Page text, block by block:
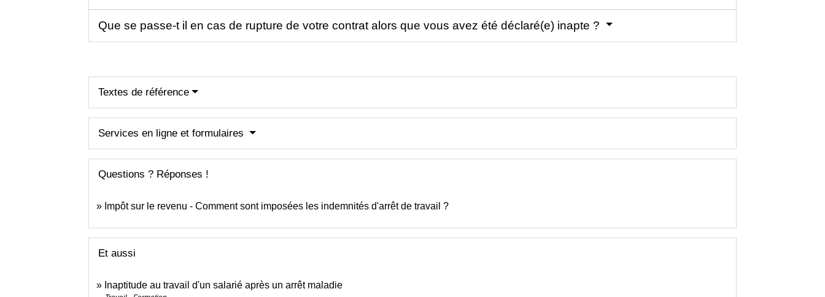
Que se passe-t il en cas de rupture de votre contrat alors que vous avez été déclaré(e) inapte ?
Textes de référence
Services en ligne et formulaires
Questions ? Réponses !
Impôt sur le revenu - Comment sont imposées les indemnités d'arrêt de travail ?
Et aussi
Inaptitude au travail d'un salarié après un arrêt maladie